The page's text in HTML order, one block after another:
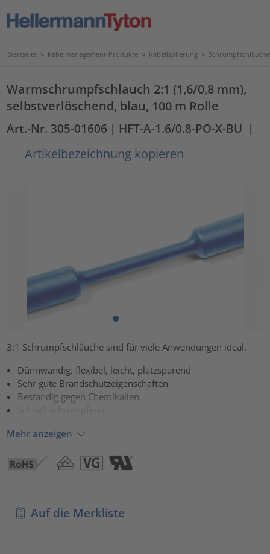
Startseite > Kabelmanagement-Produkte > Kabelisolierung > Schrumpfschläuche
Warmschrumpfschlauch 2:1 (1,6/0,8 mm),
selbstverlöschend, blau, 100 m Rolle
Art.-Nr. 305-01606 | HFT-A-1.6/0.8-PO-X-BU |
Artikelbezeichnung kopieren
3:1 Schrumpfschläuche sind für viele Anwendungen ideal.
Dünnwandig: flexibel, leicht, platzsparend
Sehr gute Brandschutzeigenschaften
Beständig gegen Chemikalien
Schnell schrumpfend
Mehr anzeigen
Auf die Merkliste